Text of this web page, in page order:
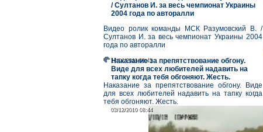
/ Султанов И. за весь чемпионат Украины
2004 года по авторалли
Видео ролик команды МСК Разумовский В. /
Султанов И. за весь чемпионат Украины 2004
года по авторалли
18/01/2011 08:42
18/01/2011 08:42
Наказание за препятствование обгону.
Виде для всех любителей надавить на
тапку когда тебя обгоняют. Жесть.
Наказание за препятствование обгону. Виде
для всех любителей надавить на тапку когда
тебя обгоняют. Жесть.
03/12/2010 08:44
03/12/2010 08:44